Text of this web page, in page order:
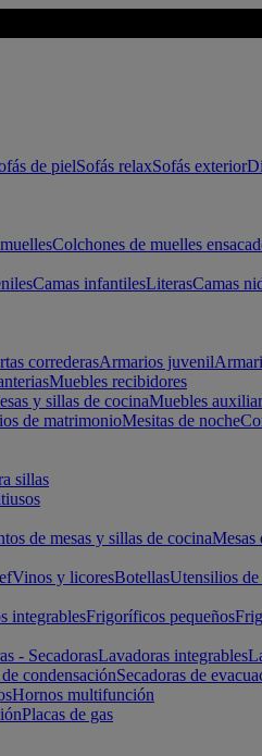
de pielSofás relaxSofás exterior
Colchones de muelles
Camas infantilesLiterasCamas
correderasArmarios juvenil
Muebles recibidores
y sillas de cocinaMuebles
de matrimonioMesitas de noche
sillas
de mesas y sillas de cocinaMesas
Vinos y licoresBotellasUtensilios de
integrablesFrigoríficos pequeños
- SecadorasLavadoras integrables
condensaciónSecadoras de
Hornos multifunción
Placas de gas